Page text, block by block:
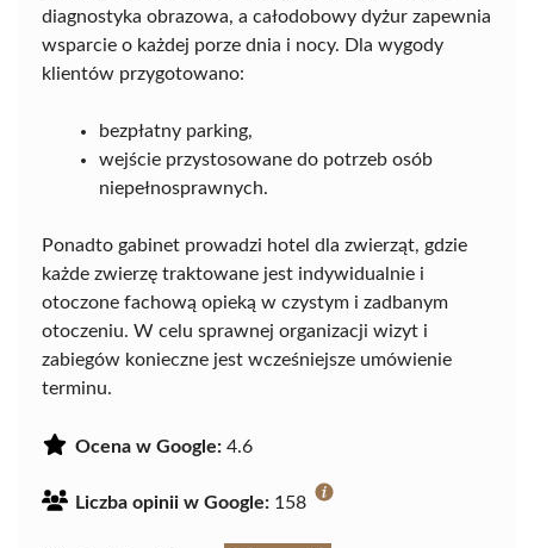
diagnostyka obrazowa, a całodobowy dyżur zapewnia
wsparcie o każdej porze dnia i nocy. Dla wygody
klientów przygotowano:
bezpłatny parking,
wejście przystosowane do potrzeb osób
niepełnosprawnych.
Ponadto gabinet prowadzi hotel dla zwierząt, gdzie
każde zwierzę traktowane jest indywidualnie i
otoczone fachową opieką w czystym i zadbanym
otoczeniu. W celu sprawnej organizacji wizyt i
zabiegów konieczne jest wcześniejsze umówienie
terminu.
Ocena w Google: 4.6
Liczba opinii w Google: 158